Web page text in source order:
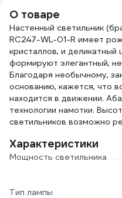
О товаре
Настенный светильник
RC247-WL-01-R имеет
кристаллов, и
формируют элегантный,
Благодаря необычному,
основанию, кажется, что
находится в движении.
технологии намотки.
светильников возможно
Характеристики
Мощность светильника
Тип лампы